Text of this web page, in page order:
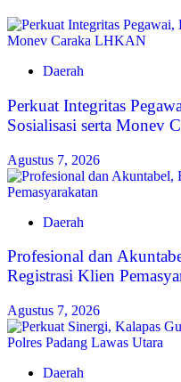
Daerah
Perkuat Integritas
Sosialisasi serta Monev
Agustus 7, 2026
Daerah
‎Profesional dan
Registrasi Klien
Agustus 7, 2026
Daerah